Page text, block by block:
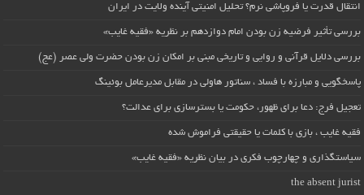
انتقال قدرت یا فروپاشی نرم؟ تحلیل امنیتی آینده ولایت در ایران
بررسی تأثیر فرضیه زن بودن امام دوازدهم بر نظریه «فقیه غایب»
بررسی دلایل قرآنی و روایی و تاریخی مبنی بر امکان زن بودن حضرت ولی عصر (عج)
پاسخگویی و مبارزه با فساد ، سناتور هاولی در مقابل مدیرعامل بوئینگ
تعجیل فرج: دعا برای ظهور، حکومت یا بسترسازی برای عدالت؟
فقیه غایب ، بازی با کلمات یا حقیقتی فراموش شده
سیاستگذاری و چهارچوب فکری در بیان نظریه «فقیه غایب»
the absent jurist